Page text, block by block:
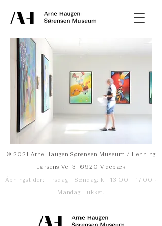
© 2021 Arne Haugen Sørensen Museum / Henning
Larsens Vej 3, 6920 Videbæk
Åbningstider: Tirsdag - Søndag: kl. 13.00 - 17.00 ·
Mandag Lukket.